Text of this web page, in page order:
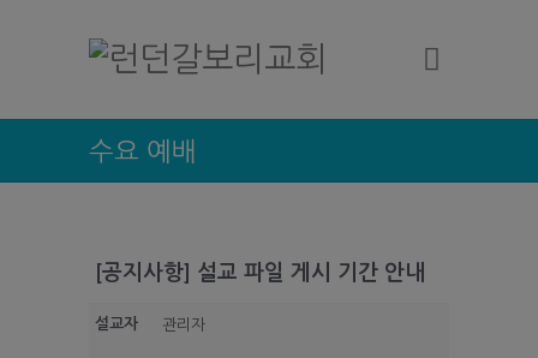
수요 예배
[공지사항] 설교 파일 게시 기간 안내
설교자 관리자